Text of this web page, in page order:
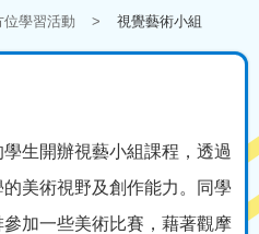
位學習活動 > 視覺藝術小組
生開辦視藝小組課程，透過
美術視野及創作能力。同學
加一些美術比賽，藉著觀摩